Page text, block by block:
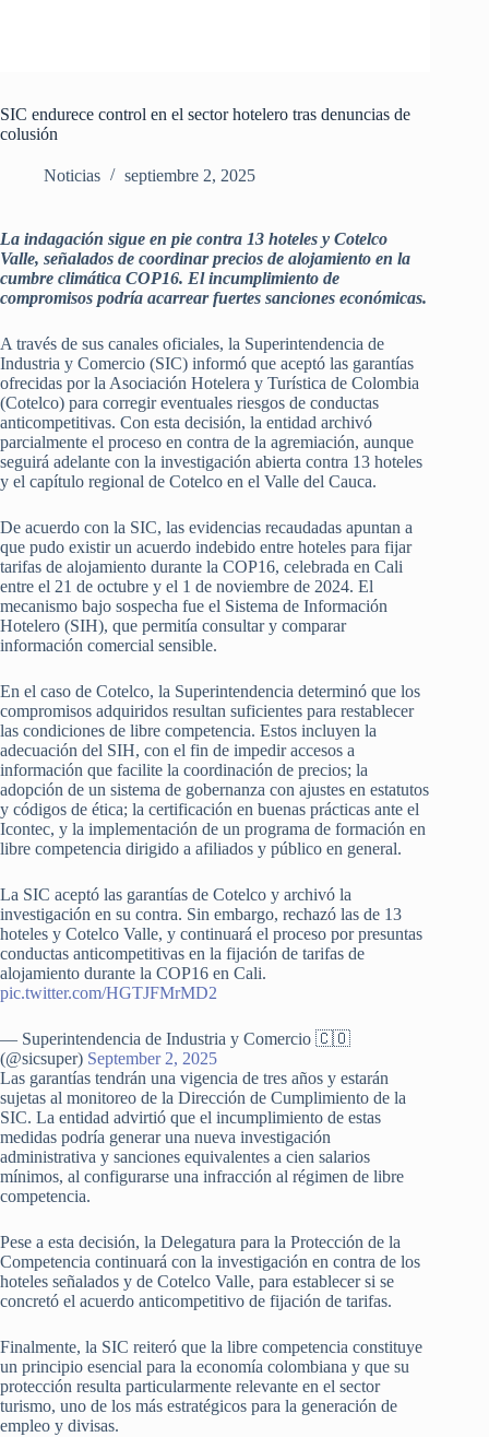
SIC endurece control en el sector hotelero tras denuncias de
colusión
Noticias septiembre 2, 2025
La indagación sigue en pie contra 13 hoteles y Cotelco
Valle, señalados de coordinar precios de alojamiento en la
cumbre climática COP16. El incumplimiento de
compromisos podría acarrear fuertes sanciones económicas.
A través de sus canales oficiales, la Superintendencia de
Industria y Comercio (SIC) informó que aceptó las garantías
ofrecidas por la Asociación Hotelera y Turística de Colombia
(Cotelco) para corregir eventuales riesgos de conductas
anticompetitivas. Con esta decisión, la entidad archivó
parcialmente el proceso en contra de la agremiación, aunque
seguirá adelante con la investigación abierta contra 13 hoteles
y el capítulo regional de Cotelco en el Valle del Cauca.
De acuerdo con la SIC, las evidencias recaudadas apuntan a
que pudo existir un acuerdo indebido entre hoteles para fijar
tarifas de alojamiento durante la COP16, celebrada en Cali
entre el 21 de octubre y el 1 de noviembre de 2024. El
mecanismo bajo sospecha fue el Sistema de Información
Hotelero (SIH), que permitía consultar y comparar
información comercial sensible.
En el caso de Cotelco, la Superintendencia determinó que los
compromisos adquiridos resultan suficientes para restablecer
las condiciones de libre competencia. Estos incluyen la
adecuación del SIH, con el fin de impedir accesos a
información que facilite la coordinación de precios; la
adopción de un sistema de gobernanza con ajustes en estatutos
y códigos de ética; la certificación en buenas prácticas ante el
Icontec, y la implementación de un programa de formación en
libre competencia dirigido a afiliados y público en general.
La SIC aceptó las garantías de Cotelco y archivó la
investigación en su contra. Sin embargo, rechazó las de 13
hoteles y Cotelco Valle, y continuará el proceso por presuntas
conductas anticompetitivas en la fijación de tarifas de
alojamiento durante la COP16 en Cali.
pic.twitter.com/HGTJFMrMD2
— Superintendencia de Industria y Comercio 🇨🇴
(@sicsuper) September 2, 2025
Las garantías tendrán una vigencia de tres años y estarán
sujetas al monitoreo de la Dirección de Cumplimiento de la
SIC. La entidad advirtió que el incumplimiento de estas
medidas podría generar una nueva investigación
administrativa y sanciones equivalentes a cien salarios
mínimos, al configurarse una infracción al régimen de libre
competencia.
Pese a esta decisión, la Delegatura para la Protección de la
Competencia continuará con la investigación en contra de los
hoteles señalados y de Cotelco Valle, para establecer si se
concretó el acuerdo anticompetitivo de fijación de tarifas.
Finalmente, la SIC reiteró que la libre competencia constituye
un principio esencial para la economía colombiana y que su
protección resulta particularmente relevante en el sector
turismo, uno de los más estratégicos para la generación de
empleo y divisas.